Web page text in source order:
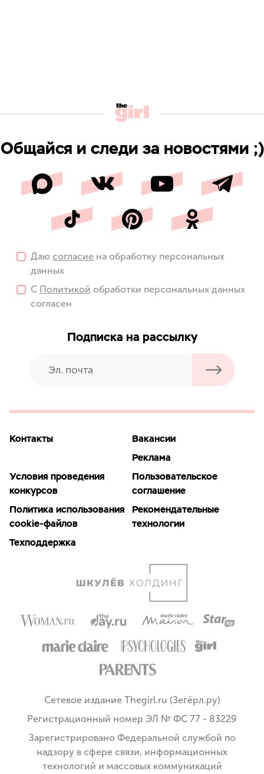
Общайся и следи за новостями ;)
Даю согласие на обработку персональных
данных
С Политикой обработки персональных данных
согласен
Подписка на рассылку
Контакты
Вакансии
Реклама
Условия проведения
конкурсов
Пользовательское
соглашение
Политика использования
cookie-файлов
Рекомендательные
технологии
Техподдержка
Сетевое издание Thegirl.ru (Зегёрл.ру)
Регистрационный номер ЭЛ № ФС 77 - 83229
Зарегистрировано Федеральной службой по
надзору в сфере связи, информационных
технологий и массовых коммуникаций